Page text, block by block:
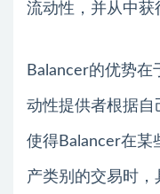
流动性，并从中获
Balancer的优势
动性提供者根据
使得Balancer在某
产类别的交易时，